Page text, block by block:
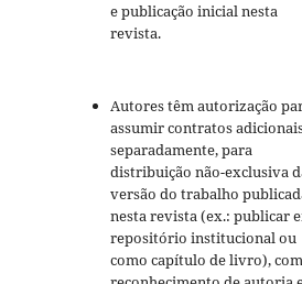
e publicação inicial nesta
revista.
Autores têm autorização
assumir contratos
separadamente, para
distribuição não-exclusiva
versão do trabalho
nesta revista (ex.: publicar
repositório institucional ou
como capítulo de livro), com